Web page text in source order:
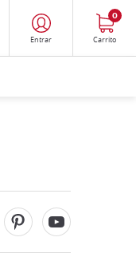
Entrar Carrito
0